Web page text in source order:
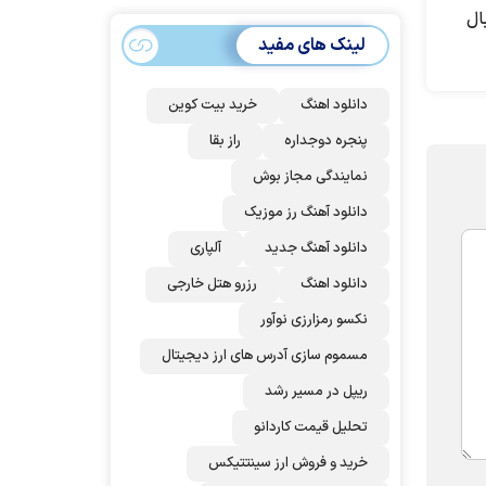
می‌شود؟!
لینک های مفید
دانلود اهنگ
خرید بیت کوین
پنجره دوجداره
راز بقا
نمایندگی مجاز بوش
دانلود آهنگ رز‌ موزیک
دانلود آهنگ جدید
آلپاری
دانلود اهنگ
رزرو هتل خارجی
نکسو رمزارزی نوآور
مسموم سازی آدرس های ارز دیجیتال
ریپل در مسیر رشد
تحلیل قیمت کاردانو
خرید و فروش ارز سینتتیکس